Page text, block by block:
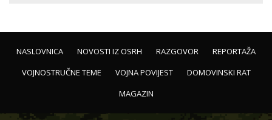
NASLOVNICA NOVOSTI IZ OSRH RAZGOVOR
REPORTAŽA
VOJNOSTRUČNE TEME
VOJNA POVIJEST
DOMOVINSKI RAT
MAGAZIN